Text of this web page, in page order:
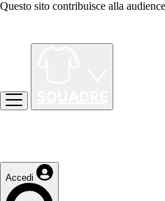
Questo sito contribuisce alla
Accedi